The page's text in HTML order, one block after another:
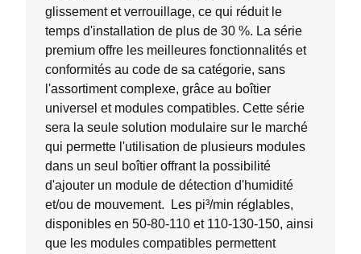
glissement et verrouillage, ce qui réduit le
temps d'installation de plus de 30 %. La série
premium offre les meilleures fonctionnalités et
conformités au code de sa catégorie, sans
l'assortiment complexe, grâce au boîtier
universel et modules compatibles. Cette série
sera la seule solution modulaire sur le marché
qui permette l'utilisation de plusieurs modules
dans un seul boîtier offrant la possibilité
d'ajouter un module de détection d'humidité
et/ou de mouvement. Les pi³/min réglables,
disponibles en 50-80-110 et 110-130-150, ainsi
que les modules compatibles permettent